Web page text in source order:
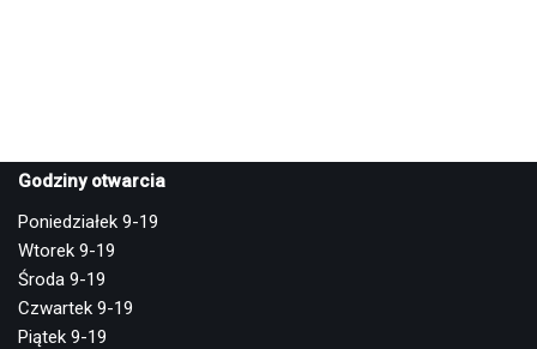
Godziny otwarcia
Poniedziałek 9-19
Wtorek 9-19
Środa 9-19
Czwartek 9-19
Piątek 9-19